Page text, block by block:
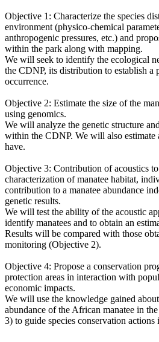
Objective 1: Characterize the species
environment (physico-chemical
anthropogenic pressures, etc.) and
within the park along with mapping.
We will seek to identify the ecological
the CDNP, its distribution to establish a
occurrence.
Objective 2: Estimate the size of the
using genomics.
We will analyze the genetic structure
within the CDNP. We will also estimate
have.
Objective 3: Contribution of acoustics to
characterization of manatee habitat,
contribution to a manatee abundance
genetic results.
We will test the ability of the acoustic
identify manatees and to obtain an
Results will be compared with those
monitoring (Objective 2).
Objective 4: Propose a conservation
protection areas in interaction with
economic impacts.
We will use the knowledge gained
abundance of the African manatee in
3) to guide species conservation actions